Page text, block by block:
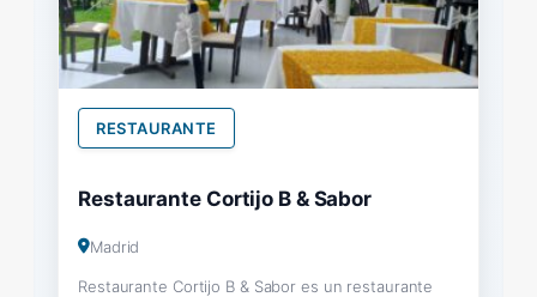
RESTAURANTE
Restaurante Cortijo B & Sabor
Madrid
Restaurante Cortijo B & Sabor es un restaurante